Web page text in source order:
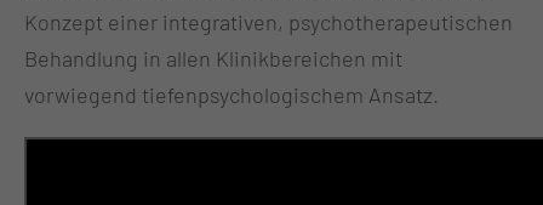
Konzept einer integrativen, psychotherapeutischen
Behandlung in allen Klinikbereichen mit
vorwiegend tiefenpsychologischem Ansatz.